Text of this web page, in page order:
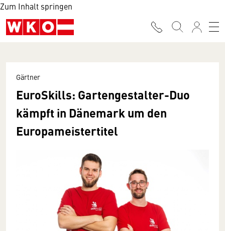
Zum Inhalt springen
Gärtner
EuroSkills: Gartengestalter-Duo
kämpft in Dänemark um den
Europameistertitel